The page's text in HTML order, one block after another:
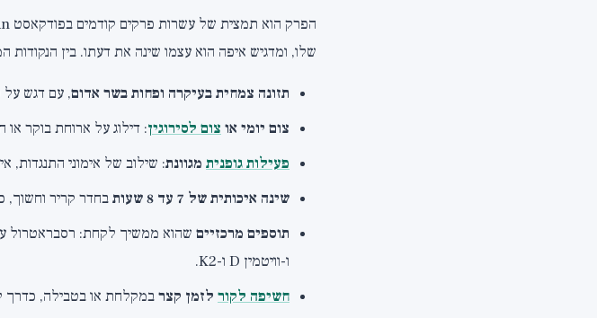
שלו, ומדגיש איפה הוא עצמו שינה את דעתו. בין הנקודות
תזונה צמחית בעיקרה ופחות בשר אדום, עם דגש על
צום יומי או צום לסירוגין: דילוג על ארוחת בוקר
פעילות גופנית מגוונת: שילוב של אימוני התנגדות,
שינה איכותית של 7 עד 8 שעות
בחדר קריר
תוספים מרכזיים
ו-וויטמין D ו-K2.
חשיפה לקור לזמן קצרבמקלחת או בטבילה, כדרך